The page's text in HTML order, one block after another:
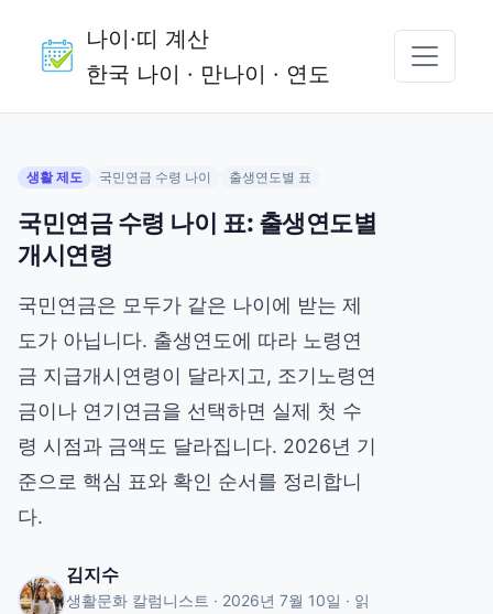
나이·띠 계산
한국 나이 · 만나이 · 연도
생활 제도 국민연금 수령 나이 출생연도별 표
국민연금 수령 나이 표: 출생연도별
개시연령
국민연금은 모두가 같은 나이에 받는 제
도가 아닙니다. 출생연도에 따라 노령연
금 지급개시연령이 달라지고, 조기노령연
금이나 연기연금을 선택하면 실제 첫 수
령 시점과 금액도 달라집니다. 2026년 기
준으로 핵심 표와 확인 순서를 정리합니
다.
김지수
생활문화 칼럼니스트 · 2026년 7월 10일 · 읽